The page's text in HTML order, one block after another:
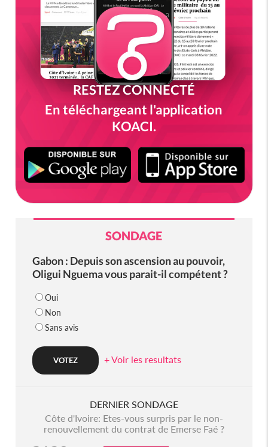
RESTEZ CONNECTÉ
En téléchargeant l'application
KOACI.
SONDAGE
Gabon : Depuis son ascension au pouvoir,
Oligui Nguema vous parait-il compétent ?
Oui
Non
Sans avis
+ Voir les resultats
DERNIER SONDAGE
Côte d'Ivoire: Etes-vous surpris par le non-
renouvellement du contrat de Emerse Faé ?